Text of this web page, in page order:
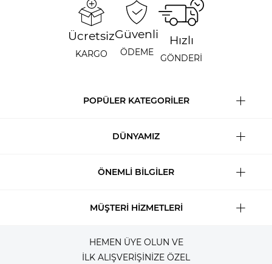
Ücretsiz
KARGO
Güvenli
ÖDEME
Hızlı
GÖNDERİ
POPÜLER KATEGORİLER
DÜNYAMIZ
ÖNEMLİ BİLGİLER
MÜŞTERİ HİZMETLERİ
HEMEN ÜYE OLUN VE
İLK ALIŞVERİŞİNİZE ÖZEL